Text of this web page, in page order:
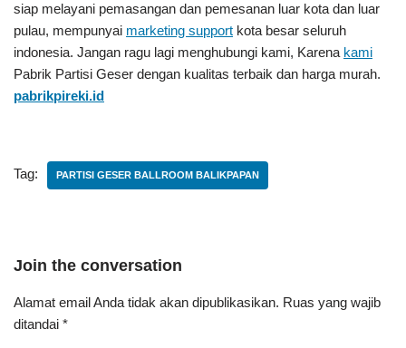
siap melayani pemasangan dan pemesanan luar kota dan luar
pulau, mempunyai marketing support kota besar seluruh
indonesia. Jangan ragu lagi menghubungi kami, Karena kami
Pabrik Partisi Geser dengan kualitas terbaik dan harga murah.
pabrikpireki.id
Tag: PARTISI GESER BALLROOM BALIKPAPAN
Join the conversation
Alamat email Anda tidak akan dipublikasikan. Ruas yang wajib
ditandai *